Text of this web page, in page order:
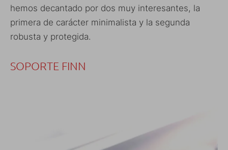
hemos decantado por dos muy interesantes, la
primera de carácter minimalista y la segunda
robusta y protegida.
SOPORTE FINN